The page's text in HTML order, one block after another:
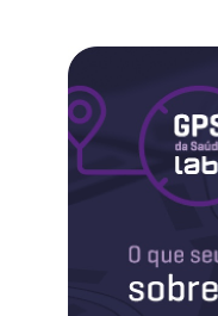
Maternidade
Novidades do Labi
Saúde da Mulher
Saúde do Homem
Sobre o Labi